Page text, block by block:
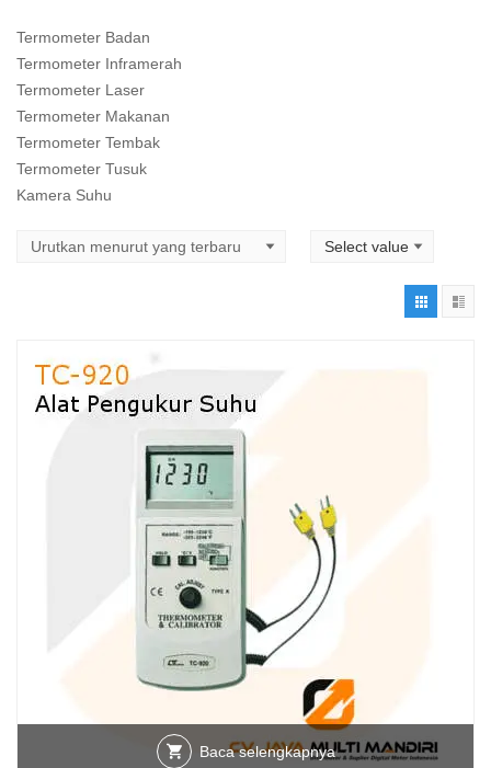
Termometer Badan
Termometer Inframerah
Termometer Laser
Termometer Makanan
Termometer Tembak
Termometer Tusuk
Kamera Suhu
Baca selengkapnya